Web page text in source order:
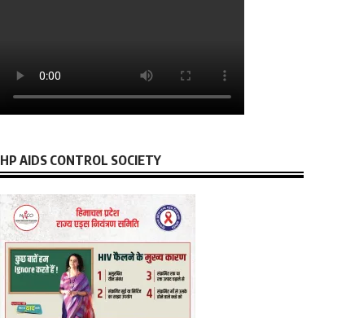
HP AIDS CONTROL SOCIETY